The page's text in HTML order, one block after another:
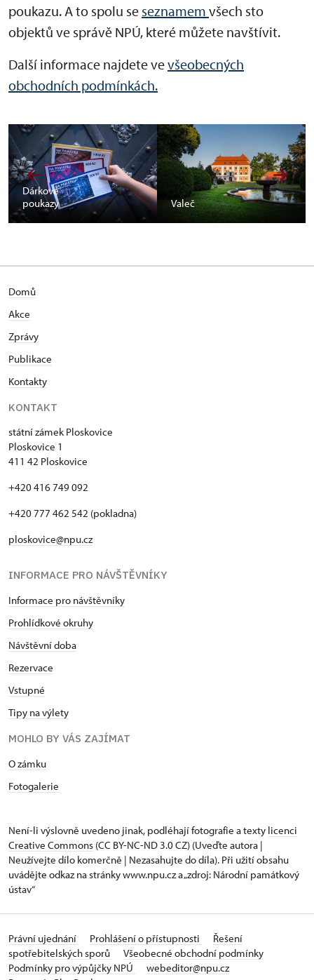
poukazu. A to spolu se seznamem všech sto
objektů ve správě NPÚ, které můžete navštívit.
Další informace najdete vevšeobecných
obchodních podmínkách.
Dárkové
poukazy
Valeč
Domů
Akce
Zprávy
Publikace
Kontakty
KONTAKT
státní zámek Ploskovice
Ploskovice 1
411 42 Ploskovice
+420 416 749 092
+420 777 462 542 (pokladna)
ploskovice@npu.cz
INFORMACE PRO NÁVŠTĚVNÍKY
Informace pro návštěvníky
Prohlídkové okruhy
Návštěvní doba
Rezervace
Vstupné
Tipy na výlety
MOHLO BY VÁS ZAJÍMAT
O zámku
Fotogalerie
Není-li výslovně uvedeno jinak, podléhají fotografie a texty licenci
Creative Commons (CC BY-NC-ND 3.0 CZ) (Uveďte autora |
Neužívejte dílo komerčně | Nezasahujte do díla). Při užití obsahu
uvádějte odkaz na stránky www.npu.cz a „zdroj: Národní památkový
ústav“
Právní ujednání Prohlášení o přístupnosti
Řešení
spotřebitelských sporů
Všeobecné obchodní podmínky
Podmínky pro výpůjčky NPÚ
webeditor@npu.cz